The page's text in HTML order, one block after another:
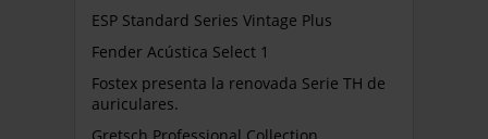
ESP Standard Series Vintage Plus
Fender Acústica Select 1
Fostex presenta la renovada Serie TH de
auriculares.
Gretsch Professional Collection